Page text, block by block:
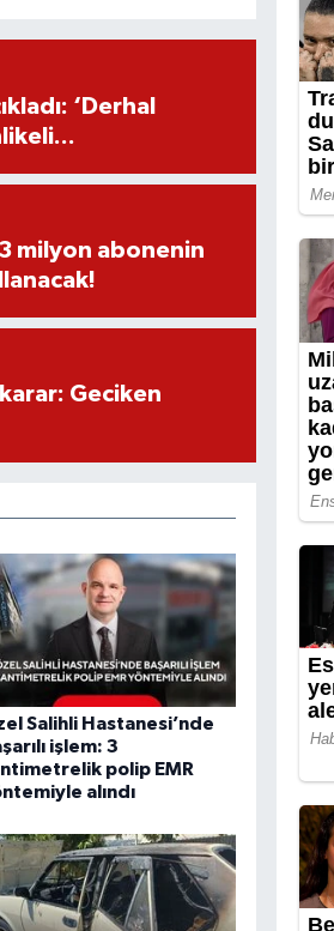
‘Derhal
milyon abonenin
Geciken
Salihli Hastanesi’nde
işlem: 3
polip EMR
alındı